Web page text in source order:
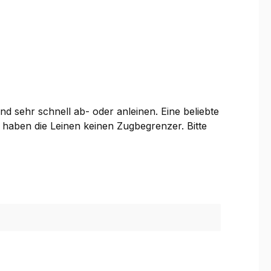
sehr schnell ab- oder anleinen. Eine beliebte
die Leinen keinen Zugbegrenzer. Bitte